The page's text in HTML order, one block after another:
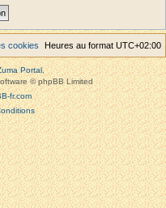
Heures au format UTC+02:00
cookies
Portal,
© phpBB Limited
fr.com